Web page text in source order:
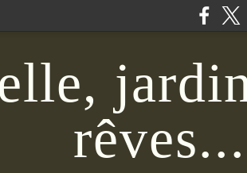
rêves...